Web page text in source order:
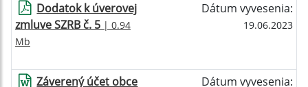
Dodatok k úverovej
zmluve SZRB č. 5 | 0.94
Mb
Dátum vyvesenia:
19.06.2023
Záverený účet obce Dátum vyvesenia: